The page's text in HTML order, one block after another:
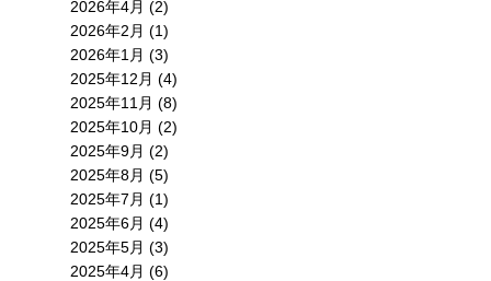
2026年4月 (2)
2026年2月 (1)
2026年1月 (3)
2025年12月 (4)
2025年11月 (8)
2025年10月 (2)
2025年9月 (2)
2025年8月 (5)
2025年7月 (1)
2025年6月 (4)
2025年5月 (3)
2025年4月 (6)